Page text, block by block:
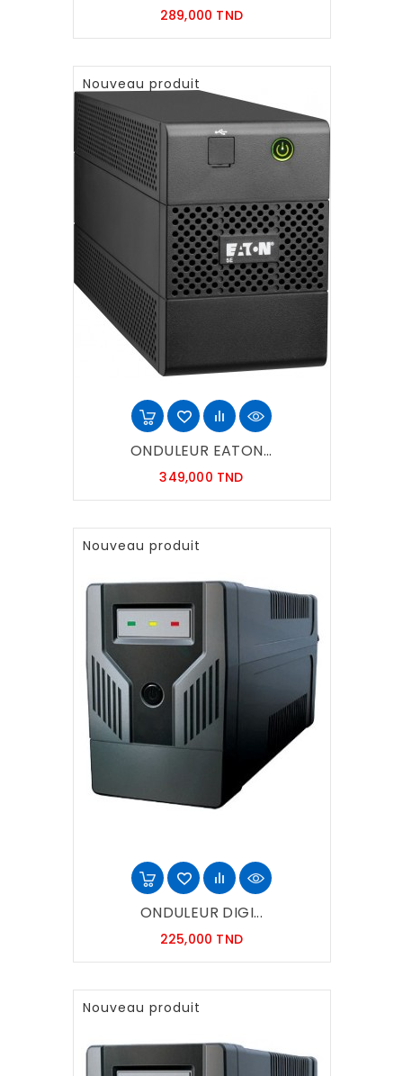
289,000 TNDPrix
Nouveau produit
ONDULEUR EATON...
349,000 TNDPrix
Nouveau produit
ONDULEUR DIGI...
225,000 TNDPrix
Nouveau produit